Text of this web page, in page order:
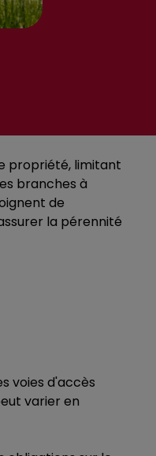
propriété, limitant
branches à
de
la pérennité
voies d'accès
varier en